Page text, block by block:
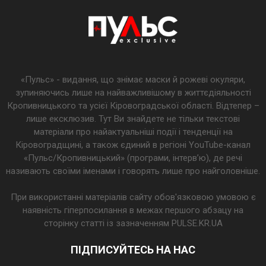
«Пульс» - видання, що знімає маски й рожеві окуляри,
зупиняючись лише на найважливішому в життєдіяльності
Кропивницького та усієї Кіровоградської області. Відтепер –
лише ексклюзив. Тут Ви знайдете не тільки текстові
матеріали про найактуальніші події і тенденції на
Кіровоградщині, а також єдиний в регіоні YouTube-канал
«Пульс/Кропивницький» (програми, інтерв’ю), де речі
називають своїми іменами і говорять лише про найголовніше.
При використанні матеріалів сайту обов'язковою умовою є
наявність гіперпосилання в межах першого абзацу на
сторінку статті із зазначенням PULSE.KR.UA
ПІДПИСУЙТЕСЬ НА НАС